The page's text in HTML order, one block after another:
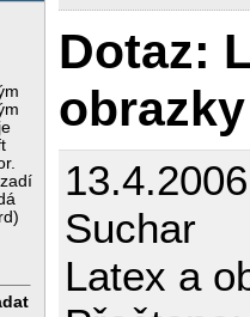
Dotaz:
obrazky
Suchar
Latex a